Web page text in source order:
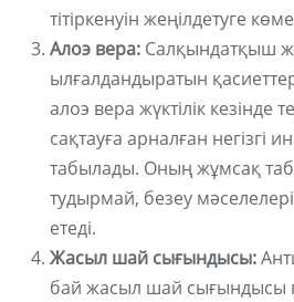
тітіркенуін жеңілдетуге
Алоэ вера: Салқындатқыш
ылғалдандыратын
алоэ вера жүктілік кезінде
сақтауға арналған негізгі
табылады. Оның жұмсақ
тудырмай, безеу
етеді.
Жасыл шай сығындысы:
бай жасыл шай сығындысы